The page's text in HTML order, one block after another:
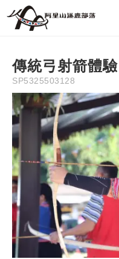
Soldout
NT$ 150
Description Information
傳統弓射箭體驗
SP5325503128